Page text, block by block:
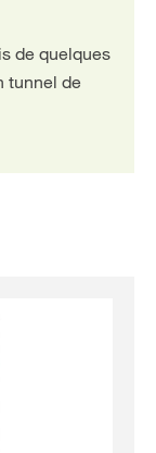
de quelques
tunnel de